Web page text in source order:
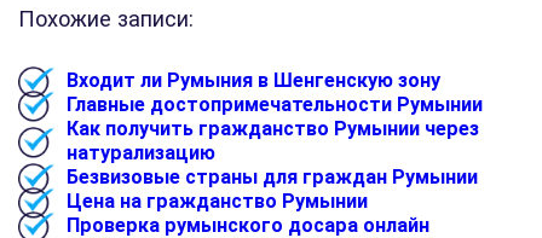
Похожие записи:
Входит ли Румыния в Шенгенскую зону
Главные достопримечательности Румынии
Как получить гражданство Румынии через
натурализацию
Безвизовые страны для граждан Румынии
Цена на гражданство Румынии
Проверка румынского досара онлайн